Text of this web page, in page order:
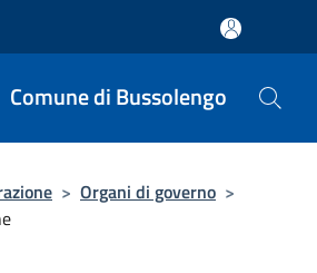
Comune di Bussolengo
> Organi di governo >